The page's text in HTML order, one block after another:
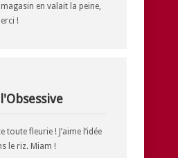
en valait la peine,
!
toute fleurie ! J’aime l’idée
le riz. Miam !